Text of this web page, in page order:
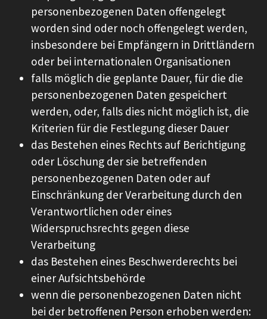
personenbezogenen Daten offengelegt
worden sind oder noch offengelegt werden,
insbesondere bei Empfängern in Drittländern
oder bei internationalen Organisationen
falls möglich die geplante Dauer, für die die
personenbezogenen Daten gespeichert
werden, oder, falls dies nicht möglich ist, die
Kriterien für die Festlegung dieser Dauer
das Bestehen eines Rechts auf Berichtigung
oder Löschung der sie betreffenden
personenbezogenen Daten oder auf
Einschränkung der Verarbeitung durch den
Verantwortlichen oder eines
Widerspruchsrechts gegen diese
Verarbeitung
das Bestehen eines Beschwerderechts bei
einer Aufsichtsbehörde
wenn die personenbezogenen Daten nicht
bei der betroffenen Person erhoben werden: